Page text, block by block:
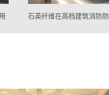
石英纤维在高档建筑消防防···